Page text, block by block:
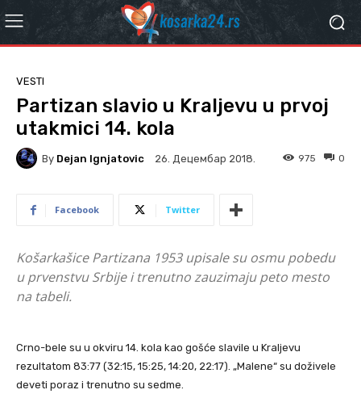
VESTI
Partizan slavio u Kraljevu u prvoj
utakmici 14. kola
By Dejan Ignjatovic 26. Децембар 2018. 0
975
Facebook Twitter
Košarkašice Partizana 1953 upisale su osmu pobedu
u prvenstvu Srbije i trenutno zauzimaju peto mesto
na tabeli.
Crno-bele su u okviru 14. kola kao gošće slavile u Kraljevu
rezultatom 83:77 (32:15, 15:25, 14:20, 22:17). „Malene“ su doživele
deveti poraz i trenutno su sedme.